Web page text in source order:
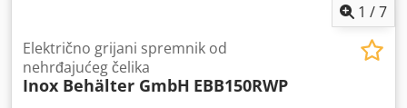
1 /7
Električno grijani spremnik od
nehrđajućeg čelika
Inox Behälter GmbH EBB150RWP